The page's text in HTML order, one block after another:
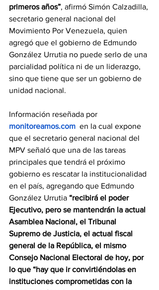
primeros años”, afirmó Simón Calzadilla,
secretario general nacional del
Movimiento Por Venezuela, quien
agregó que el gobierno de Edmundo
González Urrutia no puede serlo de una
parcialidad política ni de un liderazgo,
sino que tiene que ser un gobierno de
unidad nacional.
Información reseñada por
monitoreamos.com
  en la cual expone
que el secretario general nacional del
MPV señaló que una de las tareas
principales que tendrá el próximo
gobierno es rescatar la institucionalidad
en el país, agregando que Edmundo
González Urrutia “recibirá el poder
Ejecutivo, pero se mantendrán la actual
Asamblea Nacional, el Tribunal
Supremo de Justicia, el actual fiscal
general de la República, el mismo
Consejo Nacional Electoral de hoy, por
lo que “hay que ir convirtiéndolas en
instituciones comprometidas con la